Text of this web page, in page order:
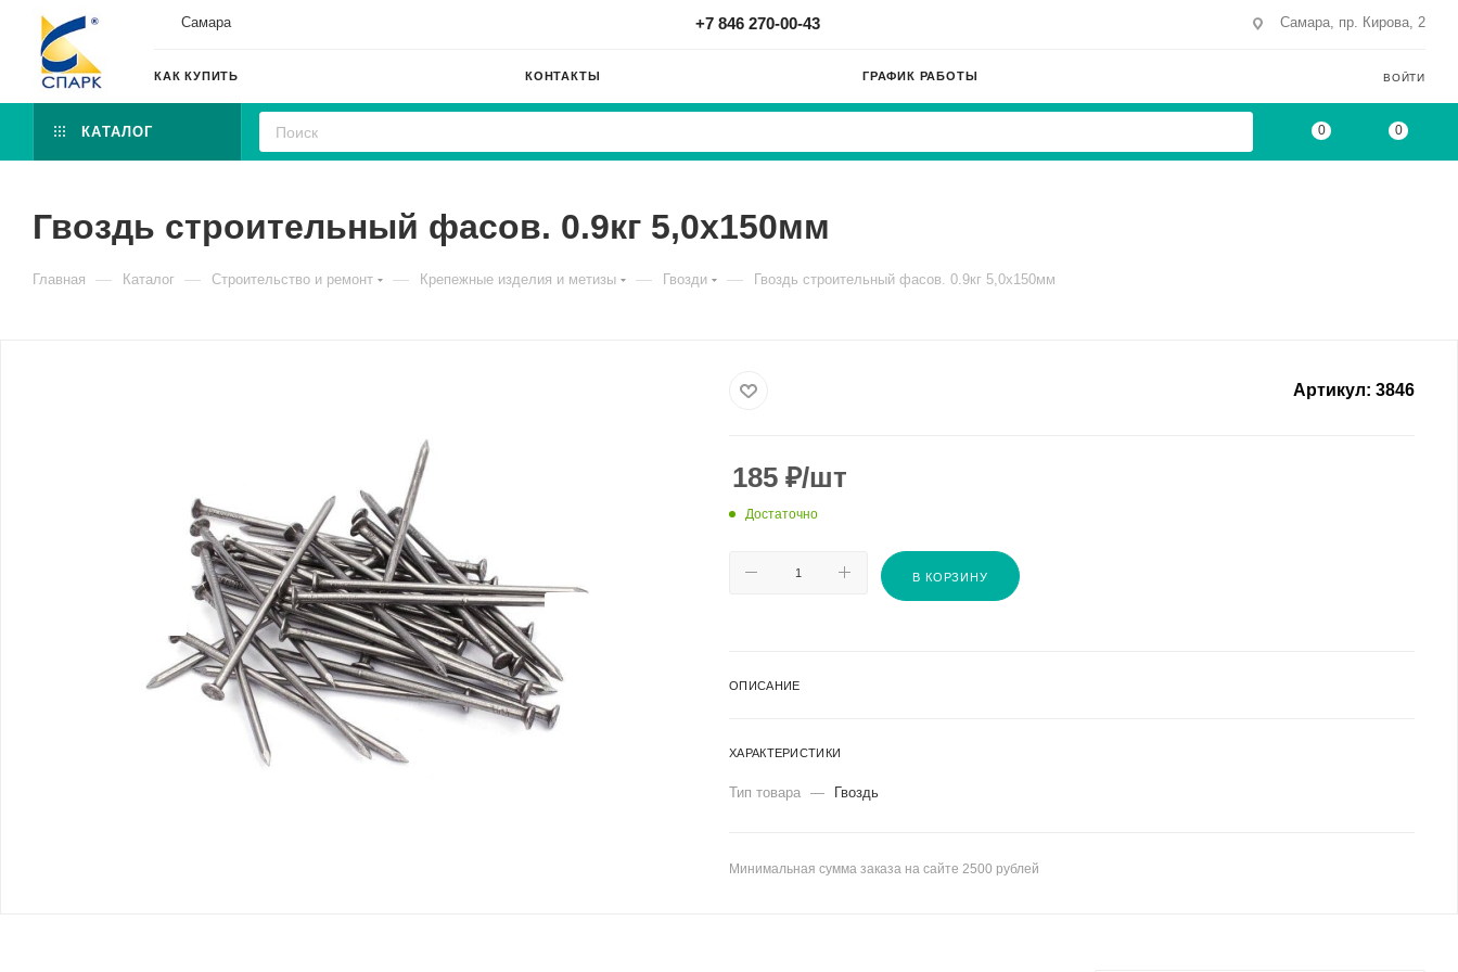
Самара +7 846 270-00-43 Самара, пр. Кирова, 2
КАК КУПИТЬ КОНТАКТЫ ГРАФИК РАБОТЫ ВОЙТИ
КАТАЛОГ 0 0
Гвоздь строительный фасов. 0.9кг 5,0х150мм
Главная — Каталог — Строительство и ремонт — Крепежные изделия и метизы — Гвозди — Гвоздь строительный фасов. 0.9кг 5,0х150мм
Артикул: 3846
185 ₽/шт
Достаточно
В КОРЗИНУ
ОПИСАНИЕ
ХАРАКТЕРИСТИКИ
Тип товара — Гвоздь
Минимальная сумма заказа на сайте 2500 рублей